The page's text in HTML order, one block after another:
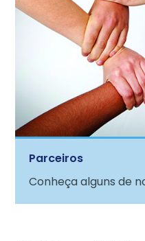
Parceiros
Conheça alguns de